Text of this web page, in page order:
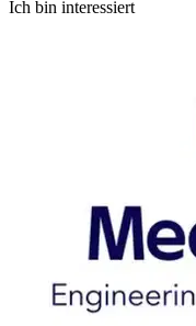
Ich bin interessiert